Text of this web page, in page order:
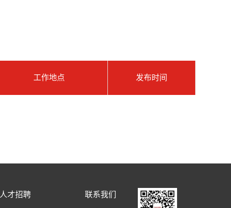
工作地点 发布时间
人才招聘 联系我们